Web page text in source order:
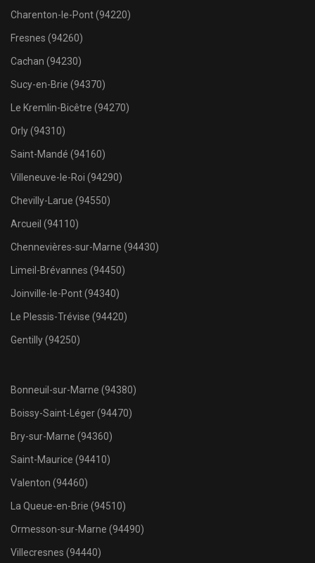
Charenton-le-Pont (94220)
Fresnes (94260)
Cachan (94230)
Sucy-en-Brie (94370)
Le Kremlin-Bicêtre (94270)
Orly (94310)
Saint-Mandé (94160)
Villeneuve-le-Roi (94290)
Chevilly-Larue (94550)
Arcueil (94110)
Chennevières-sur-Marne (94430)
Limeil-Brévannes (94450)
Joinville-le-Pont (94340)
Le Plessis-Trévise (94420)
Gentilly (94250)
Bonneuil-sur-Marne (94380)
Boissy-Saint-Léger (94470)
Bry-sur-Marne (94360)
Saint-Maurice (94410)
Valenton (94460)
La Queue-en-Brie (94510)
Ormesson-sur-Marne (94490)
Villecresnes (94440)